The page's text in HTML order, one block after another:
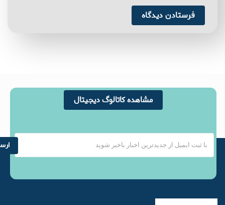
مشاهده کاتالوگ دیجیتال